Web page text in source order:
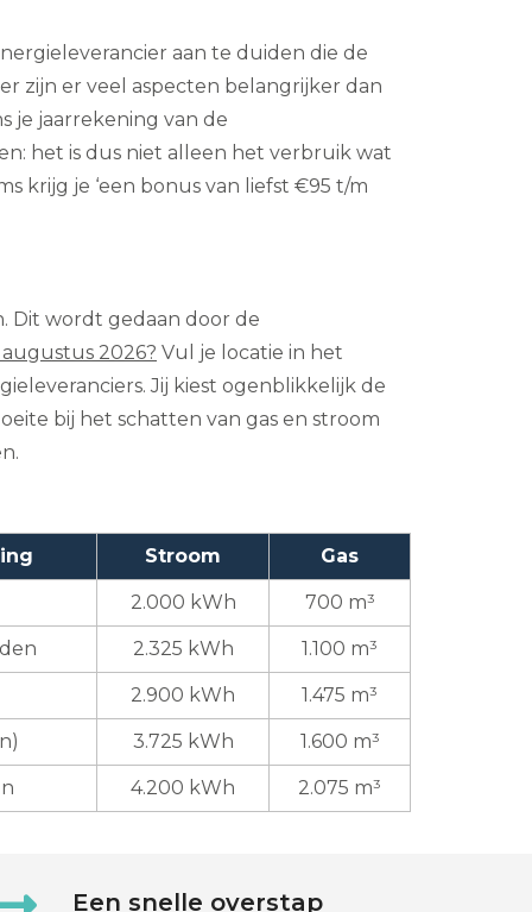
aan te duiden die de
zijn er veel aspecten belangrijker dan
je jaarrekening van de
het is dus niet alleen het verbruik wat
krijg je ‘een bonus van liefst €95 t/m
Dit wordt gedaan door de
2026? Vul je locatie in het
Jij kiest ogenblikkelijk de
bij het schatten van gas en stroom
Stroom Gas
2.000 kWh 700 m³
2.325 kWh 1.100 m³
2.900 kWh 1.475 m³
3.725 kWh 1.600 m³
4.200 kWh 2.075 m³
Een snelle overstap